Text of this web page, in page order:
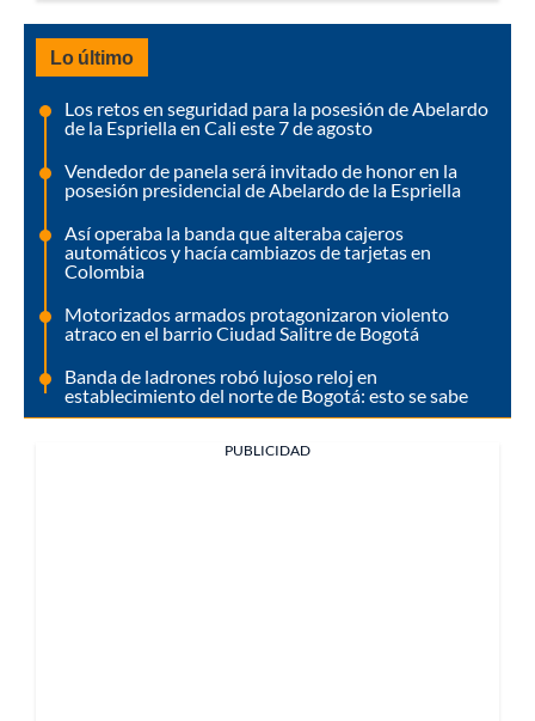
Lo último
Los retos en seguridad para la posesión de Abelardo
de la Espriella en Cali este 7 de agosto
Vendedor de panela será invitado de honor en la
posesión presidencial de Abelardo de la Espriella
Así operaba la banda que alteraba cajeros
automáticos y hacía cambiazos de tarjetas en
Colombia
Motorizados armados protagonizaron violento
atraco en el barrio Ciudad Salitre de Bogotá
Banda de ladrones robó lujoso reloj en
establecimiento del norte de Bogotá: esto se sabe
PUBLICIDAD